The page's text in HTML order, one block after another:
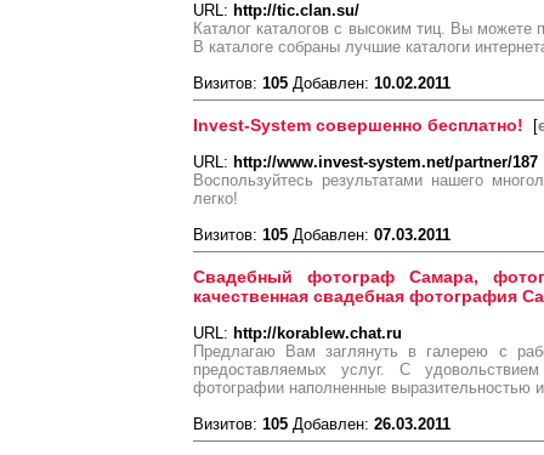
URL: http://tic.clan.su/
Каталог каталогов с высоким тиц. Вы можете
В каталоге собраны лучшие каталоги
Визитов: 105 Добавлен: 10.02.2011
Invest-System совершенно бесплатно! [
URL: http://www.invest-system.net/partner/187
Воспользуйтесь результатами нашего
легко!
Визитов: 105 Добавлен: 07.03.2011
Свадебный фотограф Самара,
качественная свадебная фотография
URL: http://korablew.chat.ru
Предлагаю Вам заглянуть в галерею с
предоставляемых услуг. С
фотографии наполненные выразительностью
Визитов: 105 Добавлен: 26.03.2011